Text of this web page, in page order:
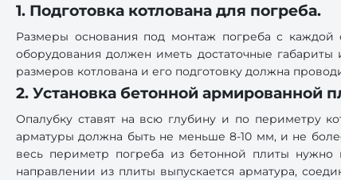
1. Подготовка котлована для погреба.
Размеры основания под монтаж погреба с
оборудования должен иметь достаточные габариты
размеров котлована и его подготовку должна
2. Установка бетонной армированной
Опалубку ставят на всю глубину и по периметру
арматуры должна быть не меньше 8-10 мм, и не
весь периметр погреба из бетонной плиты нужно
направлении из плиты выпускается арматура,